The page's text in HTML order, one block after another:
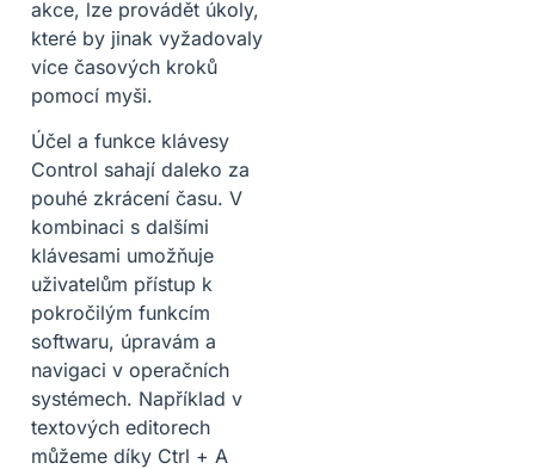
akce, lze provádět úkoly,
které by jinak vyžadovaly
více časových kroků
pomocí myši.
Účel a funkce klávesy
Control sahají daleko za
pouhé zkrácení času. V
kombinaci s dalšími
klávesami umožňuje
uživatelům přístup k
pokročilým funkcím
softwaru, úpravám a
navigaci v operačních
systémech. Například v
textových editorech
můžeme díky Ctrl + A